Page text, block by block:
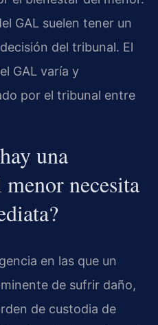
GAL suelen tener un
del tribunal. El
GAL varía y
por el tribunal entre
una
necesita
en las que un
de sufrir daño,
de custodia de